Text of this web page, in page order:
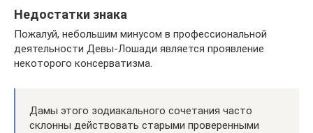
Недостатки знака
Пожалуй, небольшим минусом в профессиональной
деятельности Девы-Лошади является проявление
некоторого консерватизма.
Дамы этого зодиакального сочетания часто
склонны действовать старыми проверенными